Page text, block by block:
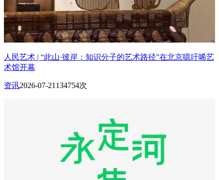
人民艺术 | “此山·彼岸：知识分子的艺术路径”在北京噫吁唏艺
术馆开幕
资讯2026-07-21 134754次